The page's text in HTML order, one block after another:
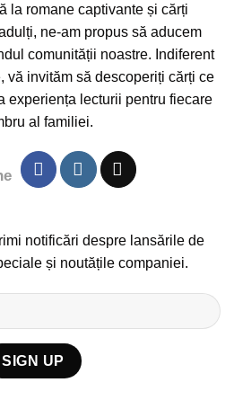
la romane captivante și cărți
ne-am propus să aducem
comunității noastre. Indiferent
vă invităm să descoperiți cărți ce
experiența lecturii pentru fiecare
al familiei.
notificări despre lansările de
și noutățile companiei.